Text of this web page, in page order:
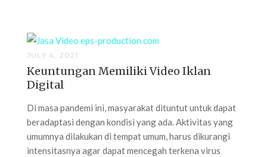
JULY 4, 2021
Keuntungan Memiliki Video Iklan
Digital
Di masa pandemi ini, masyarakat dituntut untuk dapat
beradaptasi dengan kondisi yang ada. Aktivitas yang
umumnya dilakukan di tempat umum, harus dikurangi
intensitasnya agar dapat mencegah terkena virus